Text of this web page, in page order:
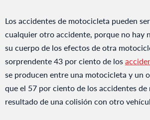
Los accidentes de motocicleta pueden
cualquier otro accidente, porque no hay
su cuerpo de los efectos de otra
sorprendente 43 por ciento de los
se producen entre una motocicleta y un
que el 57 por ciento de los accidentes
resultado de una colisión con otro